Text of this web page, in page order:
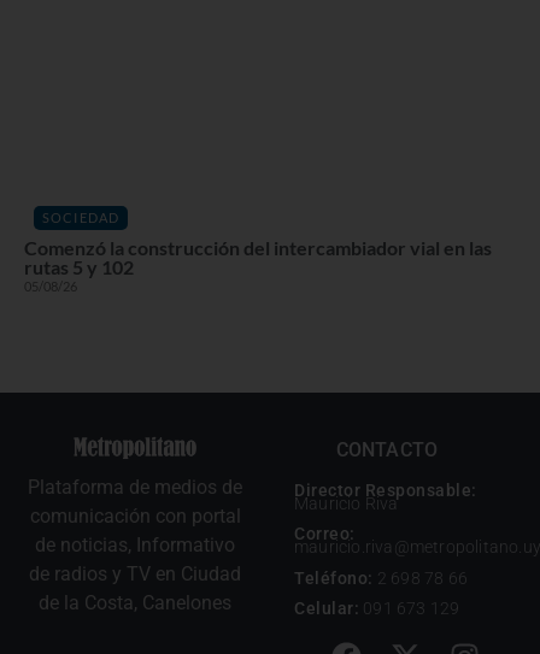
SOCIEDAD
Comenzó la construcción del intercambiador vial en las
rutas 5 y 102
05/08/26
Plataforma de medios de
comunicación con portal
de noticias, Informativo
de radios y TV en Ciudad
de la Costa, Canelones
CONTACTO
Director Responsable:
Mauricio Riva
Correo:
mauricio.riva@metropolitano.uy
Teléfono: 2 698 78 66
Celular: 091 673 129